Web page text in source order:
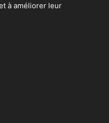
à améliorer leur